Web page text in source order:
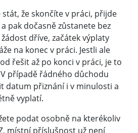
že skončíte v práci, přijde
pak dočasně zůstanete bez
dříve, začátek výplaty
na konec v práci. Jestli ale
řešit až po konci v práci, je to
případě řádného důchodu
datum přiznání i v minulosti a
vyplatí.
podat osobně na kterékoliv
místní příslušnost už není